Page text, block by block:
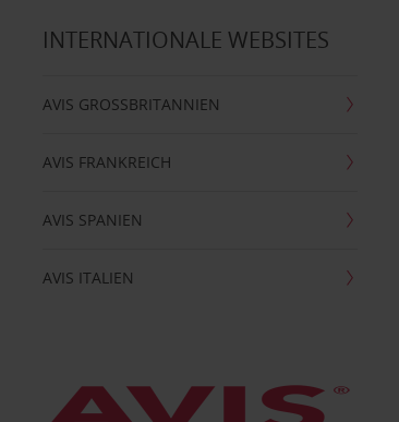
INTERNATIONALE WEBSITES
AVIS GROSSBRITANNIEN
AVIS FRANKREICH
AVIS SPANIEN
AVIS ITALIEN